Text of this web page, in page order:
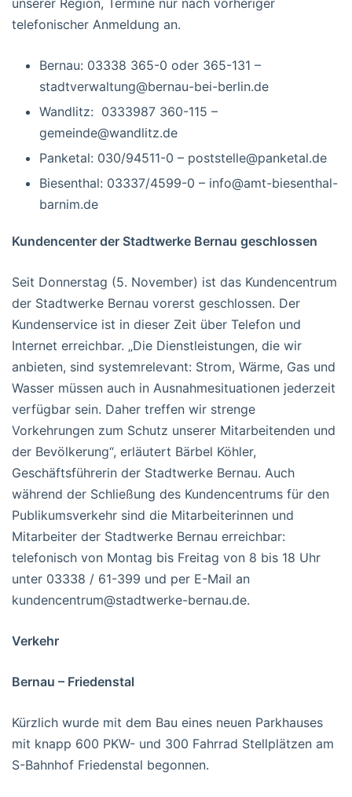
telefonischer Anmeldung an.
Bernau: 03338 365-0 oder 365-131 –
stadtverwaltung@bernau-bei-berlin.de
Wandlitz: 0333987 360-115 –
gemeinde@wandlitz.de
Panketal: 030/94511-0 – poststelle@panketal.de
Biesenthal: 03337/4599-0 – info@amt-biesenthal-
barnim.de
Kundencenter der Stadtwerke Bernau geschlossen
Seit Donnerstag (5. November) ist das Kundencentrum
der Stadtwerke Bernau vorerst geschlossen. Der
Kundenservice ist in dieser Zeit über Telefon und
Internet erreichbar. „Die Dienstleistungen, die wir
anbieten, sind systemrelevant: Strom, Wärme, Gas und
Wasser müssen auch in Ausnahmesituationen jederzeit
verfügbar sein. Daher treffen wir strenge
Vorkehrungen zum Schutz unserer Mitarbeitenden und
der Bevölkerung“, erläutert Bärbel Köhler,
Geschäftsführerin der Stadtwerke Bernau. Auch
während der Schließung des Kundencentrums für den
Publikumsverkehr sind die Mitarbeiterinnen und
Mitarbeiter der Stadtwerke Bernau erreichbar:
telefonisch von Montag bis Freitag von 8 bis 18 Uhr
unter 03338 / 61-399 und per E-Mail an
kundencentrum@stadtwerke-bernau.de.
Verkehr
Bernau – Friedenstal
Kürzlich wurde mit dem Bau eines neuen Parkhauses
mit knapp 600 PKW- und 300 Fahrrad Stellplätzen am
S-Bahnhof Friedenstal begonnen.